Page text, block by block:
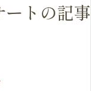
トの記事